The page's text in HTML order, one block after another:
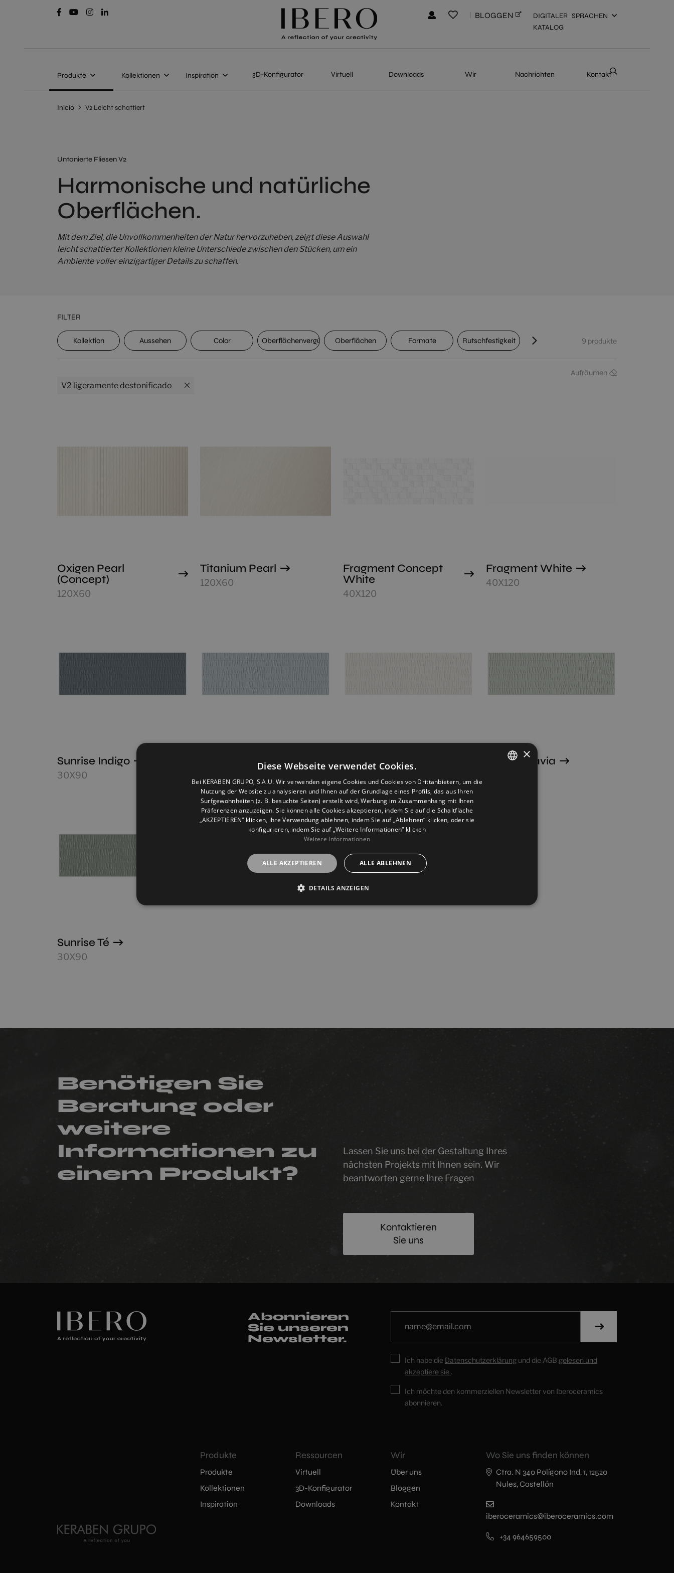
BLOGGEN
DIGITALER
KATALOG
SPRACHEN
Produkte Kollektionen Inspiration 3D-Konfigurator Virtuell Downloads Wir Nachrichten Kontakt
Inicio V2 Leicht schattiert
Untonierte Fliesen V2
Harmonische und natürliche
Oberflächen.
Mit dem Ziel, die Unvollkommenheiten der Natur hervorzuheben, zeigt diese Auswahl
leicht schattierter Kollektionen kleine Unterschiede zwischen den Stücken, um ein
Ambiente voller einzigartiger Details zu schaffen.
FILTER
Kollektion Aussehen Color OberflächenvergütungOberflächen Formate Rutschfestigkeit Verkehrsflächen Schattierung
9 produkte
V2 ligeramente destonificado
Aufräumen
Oxigen Pearl
(Concept)
120X60
Titanium Pearl
120X60
Fragment Concept
White
40X120
Fragment White
40X120
Sunrise Indigo
30X90
Sunrise Lavanda Sunrise Natural Sunrise Savia
Sunrise Té
30X90
Benötigen Sie
Beratung oder
weitere
Informationen zu
einem Produkt?
Lassen Sie uns bei der Gestaltung Ihres
nächsten Projekts mit Ihnen sein. Wir
beantworten gerne Ihre Fragen
Kontaktieren
Sie uns
Abonnieren
Sie unseren
Newsletter.
Ich habe die Datenschutzerklärung und die AGB gelesen und
akzeptiere sie..
Ich möchte den kommerziellen Newsletter von Iberoceramics
abonnieren.
Produkte
Produkte
Kollektionen
Inspiration
Ressourcen
Virtuell
3D-Konfigurator
Downloads
Wir
Über uns
Bloggen
Kontakt
Wo Sie uns finden können
Ctra. N 340 Polígono Ind, 1, 12520
Nules, Castellón
iberoceramics@iberoceramics.com
+34 964659500
×
Diese Webseite verwendet Cookies.
Bei KERABEN GRUPO, S.A.U. Wir verwenden eigene Cookies und Cookies von Drittanbietern, um die
Nutzung der Website zu analysieren und Ihnen auf der Grundlage eines Profils, das aus Ihren
Surfgewohnheiten (z. B. besuchte Seiten) erstellt wird, Werbung im Zusammenhang mit Ihren
Präferenzen anzuzeigen. Sie können alle Cookies akzeptieren, indem Sie auf die Schaltfläche
„AKZEPTIEREN“ klicken, ihre Verwendung ablehnen, indem Sie auf „Ablehnen“ klicken, oder sie
konfigurieren, indem Sie auf „Weitere Informationen“ klicken
Weitere Informationen
ALLE AKZEPTIEREN ALLE ABLEHNEN
DETAILS ANZEIGEN